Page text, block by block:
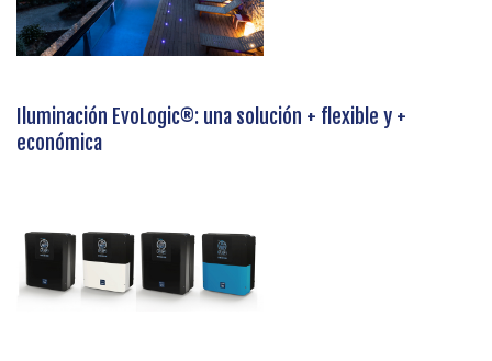
Iluminación EvoLogic®: una solución + flexible y +
económica